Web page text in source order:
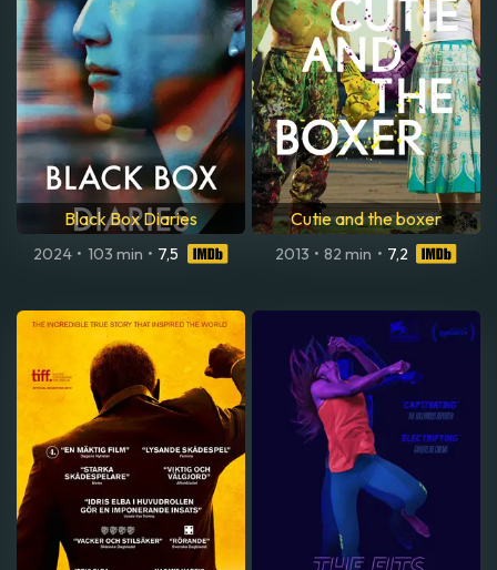
Black Box Diaries
2024 • 103 min • 7,5
Cutie and the boxer
2013 • 82 min • 7,2